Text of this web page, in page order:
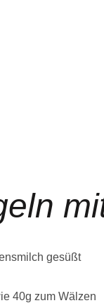
gesüßt
40g zum Wälzen